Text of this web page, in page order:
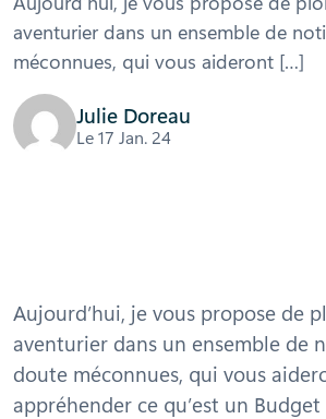
aventurier dans un ensemble de
méconnues, qui vous aideront […]
Julie Doreau
Le 17 Jan. 24
Aujourd’hui, je vous propose de
aventurier dans un ensemble de
doute méconnues, qui vous
appréhender ce qu’est un